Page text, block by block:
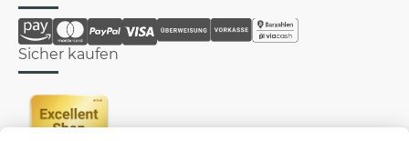
Sicher kaufen